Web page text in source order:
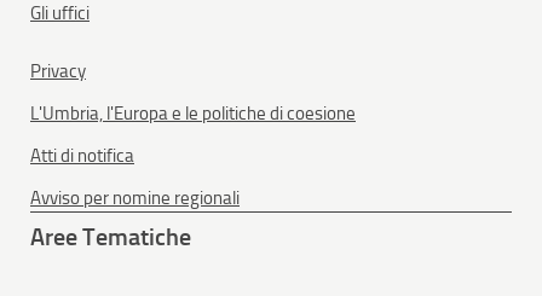
Gli uffici
Privacy
L'Umbria, l'Europa e le politiche di coesione
Atti di notifica
Avviso per nomine regionali
Aree Tematiche